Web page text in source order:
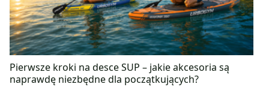
Pierwsze kroki na desce SUP – jakie akcesoria są
naprawdę niezbędne dla początkujących?